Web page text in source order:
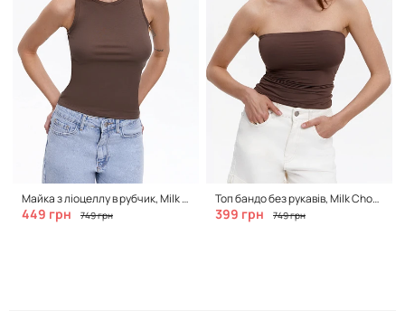
Майка з ліоцеллу в рубчик, Milk Chocolate
449 грн 749 грн
Топ бандо без рукавів, Milk Chocolate
399 грн 749 грн